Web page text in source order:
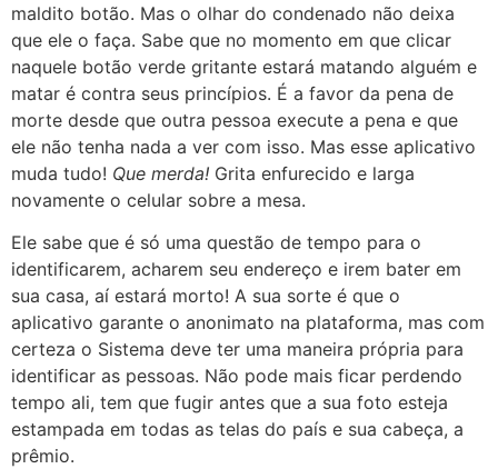
maldito botão. Mas o olhar do condenado não deixa
que ele o faça. Sabe que no momento em que clicar
naquele botão verde gritante estará matando alguém e
matar é contra seus princípios. É a favor da pena de
morte desde que outra pessoa execute a pena e que
ele não tenha nada a ver com isso. Mas esse aplicativo
muda tudo! Que merda! Grita enfurecido e larga
novamente o celular sobre a mesa.
Ele sabe que é só uma questão de tempo para o
identificarem, acharem seu endereço e irem bater em
sua casa, aí estará morto! A sua sorte é que o
aplicativo garante o anonimato na plataforma, mas com
certeza o Sistema deve ter uma maneira própria para
identificar as pessoas. Não pode mais ficar perdendo
tempo ali, tem que fugir antes que a sua foto esteja
estampada em todas as telas do país e sua cabeça, a
prêmio.